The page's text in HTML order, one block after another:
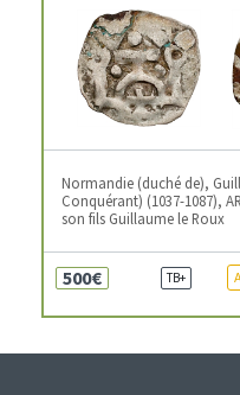
Normandie (duché de),
Conquérant) (1037-1087),
son fils Guillaume le Roux
500€ TB+